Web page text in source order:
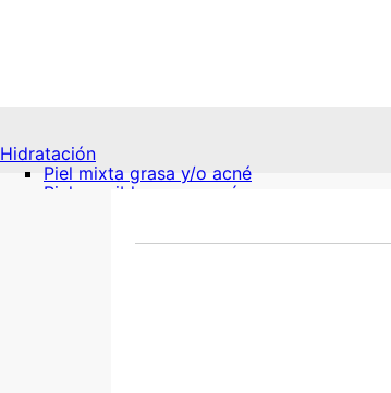
Hidratación
Piel mixta grasa y/o acné
Piel sensible o con rosácea